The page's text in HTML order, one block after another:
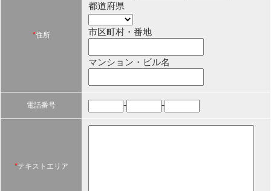
*住所
都道府県
市区町村・番地
マンション・ビル名
電話番号 - -
*テキストエリア